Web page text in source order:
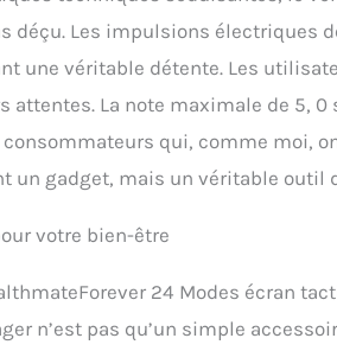
déçu. Les impulsions électriques
une véritable détente. Les
attentes. La note maximale de 5,
qui, comme moi,
un gadget, mais un véritable outil
votre bien-être
24 Modes écran
n’est pas qu’un simple